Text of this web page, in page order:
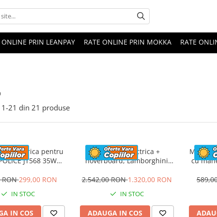
ONLINE PRIN LEANPAY RATE ONLINE PRIN MOKKA RATE
1-21 din 21 produse
electrica pentru
JT568 35W
RON299,00 RON
IN STOC
IN COS
Masinuta electrica +
hoverboard, Lamborghini
premium, Rosu
2.542,00 RON1.320,00 RON
IN STOC
ADAUGA IN COS
cu